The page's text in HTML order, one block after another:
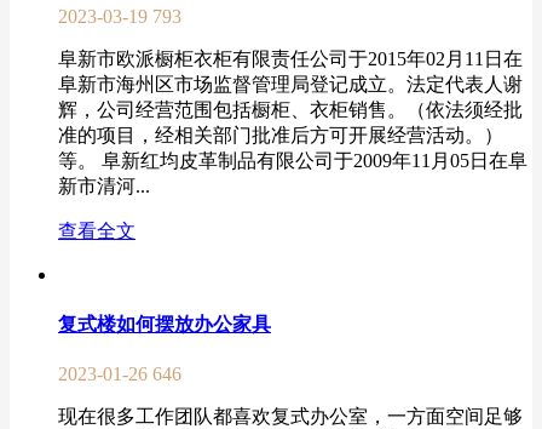
2023-03-19 793
阜新市欧派橱柜衣柜有限责任公司于2015年02月11日在
阜新市海州区市场监督管理局登记成立。法定代表人谢
辉，公司经营范围包括橱柜、衣柜销售。（依法须经批
准的项目，经相关部门批准后方可开展经营活动。）
等。 阜新红均皮革制品有限公司于2009年11月05日在阜
新市清河...
查看全文
复式楼如何摆放办公家具
2023-01-26 646
现在很多工作团队都喜欢复式办公室，一方面空间足够